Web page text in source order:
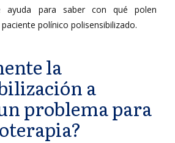
ayuda para saber con qué polen
polínico polisensibilizado.
la
a
problema para